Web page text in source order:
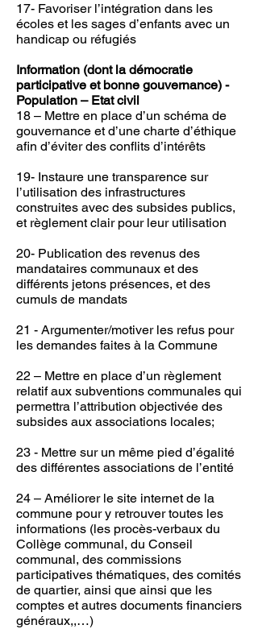
17- Favoriser l’intégration dans les
écoles et les sages d’enfants avec un
handicap ou réfugiés
Information (dont la démocratie
participative et bonne gouvernance) -
Population – Etat civil
18 – Mettre en place d’un schéma de
gouvernance et d’une charte d’éthique
afin d’éviter des conflits d’intérêts
19- Instaure une transparence sur
l’utilisation des infrastructures
construites avec des subsides publics,
et règlement clair pour leur utilisation
20- Publication des revenus des
mandataires communaux et des
différents jetons présences, et des
cumuls de mandats
21 - Argumenter/motiver les refus pour
les demandes faites à la Commune
22 – Mettre en place d’un règlement
relatif aux subventions communales qui
permettra l’attribution objectivée des
subsides aux associations locales;
23 - Mettre sur un même pied d’égalité
des différentes associations de l’entité
24 – Améliorer le site internet de la
commune pour y retrouver toutes les
informations (les procès-verbaux du
Collège communal, du Conseil
communal, des commissions
participatives thématiques, des comités
de quartier, ainsi que ainsi que les
comptes et autres documents financiers
généraux,,…)